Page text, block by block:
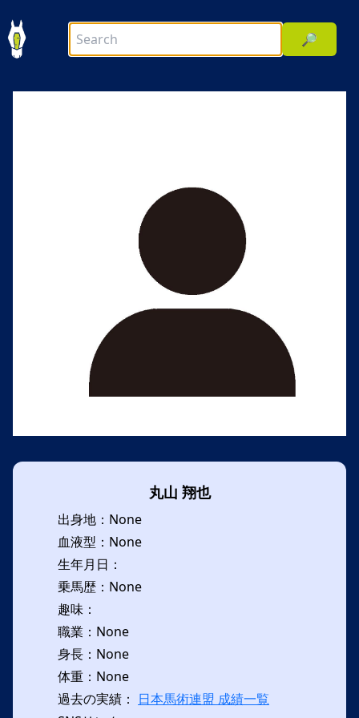
🔎
丸山 翔也
出身地：None
血液型：None
生年月日：
乗馬歴：None
趣味：
職業：None
身長：None
体重：None
過去の実績： 日本馬術連盟 成績一覧